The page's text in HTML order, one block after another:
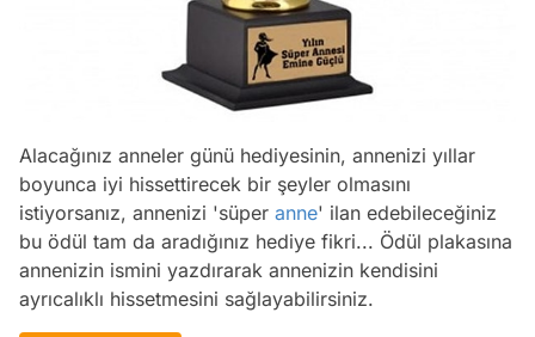
Alacağınız anneler günü hediyesinin, annenizi yıllar
boyunca iyi hissettirecek bir şeyler olmasını
istiyorsanız, annenizi 'süper anne' ilan edebileceğiniz
bu ödül tam da aradığınız hediye fikri... Ödül plakasına
annenizin ismini yazdırarak annenizin kendisini
ayrıcalıklı hissetmesini sağlayabilirsiniz.